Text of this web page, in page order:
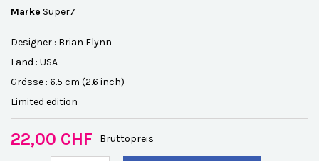
Marke Super7
Designer : Brian Flynn
Land : USA
Grösse : 6.5 cm (2.6 inch)
Limited edition
22,00 CHF Bruttopreis